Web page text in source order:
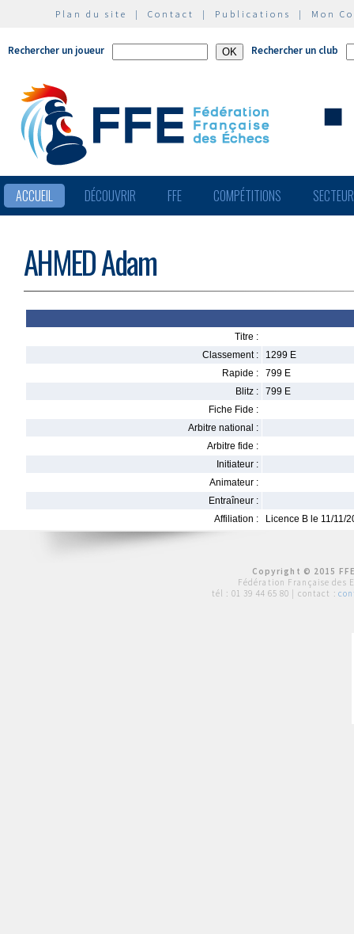
Plan du site | Contact | Publications | Mon
Rechercher un joueur Rechercher un club
ACCUEIL DÉCOUVRIR FFE COMPÉTITIONS
AHMED Adam
Titre :
Classement :
1299 E
Rapide :
799 E
Blitz :
799 E
Fiche Fide :
Arbitre national :
Arbitre fide :
Initiateur :
Animateur :
Entraîneur :
Affiliation :
Licence B le 11/11/
Copyright © 2015
Fédération Française des
tél : 01 39 44 65 80 | contact :